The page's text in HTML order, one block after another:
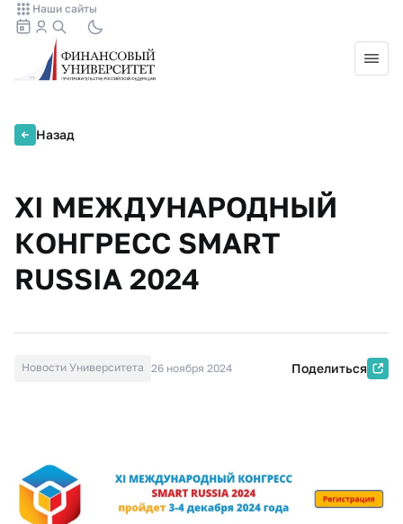
Наши сайты
Назад
XI МЕЖДУНАРОДНЫЙ
КОНГРЕСС SMART
RUSSIA 2024
Новости Университета 26 ноября 2024 Поделиться